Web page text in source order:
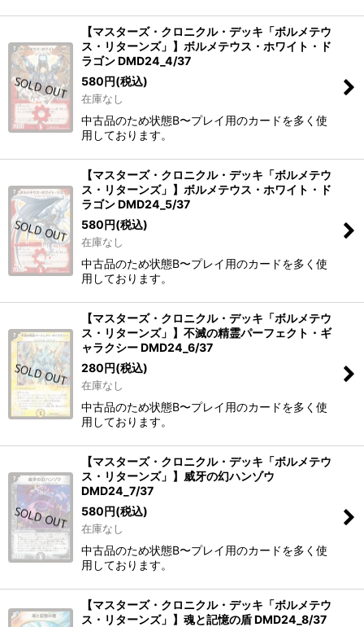
【マスターズ・クロニクル・デッキ「ボルメテウ
ス・リターンズ」】ボルメテウス・ホワイト・ド
ラゴン DMD24_4/37
580円(税込)
在庫なし
中古品のため状態B〜プレイ用のカードを多く使
用しております。
【マスターズ・クロニクル・デッキ「ボルメテウ
ス・リターンズ」】ボルメテウス・ホワイト・ド
ラゴン DMD24_5/37
580円(税込)
在庫なし
中古品のため状態B〜プレイ用のカードを多く使
用しております。
【マスターズ・クロニクル・デッキ「ボルメテウ
ス・リターンズ」】不滅の精霊パーフェクト・ギ
ャラクシー DMD24_6/37
280円(税込)
在庫なし
中古品のため状態B〜プレイ用のカードを多く使
用しております。
【マスターズ・クロニクル・デッキ「ボルメテウ
ス・リターンズ」】威牙の幻ハンゾウ
DMD24_7/37
580円(税込)
在庫なし
中古品のため状態B〜プレイ用のカードを多く使
用しております。
【マスターズ・クロニクル・デッキ「ボルメテウ
ス・リターンズ」】魂と記憶の盾 DMD24_8/37